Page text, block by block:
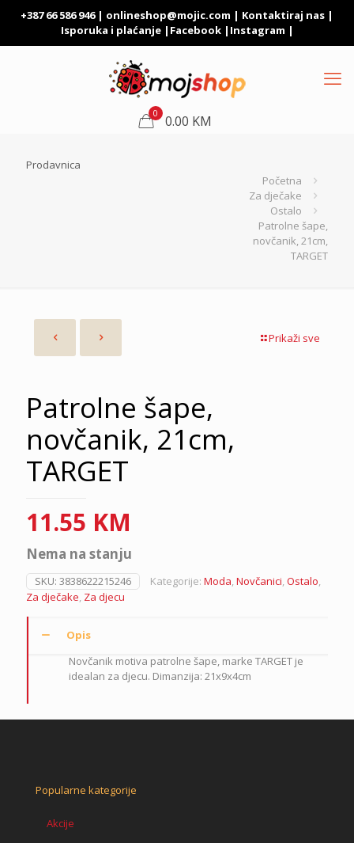
+387 66 586 946 | onlineshop@mojic.com | Kontaktiraj nas |
Isporuka i plaćanje| Facebook| Instagram |
0 0.00 KM
Prodavnica
Početna
Za dječake
Ostalo
Patrolne šape,
novčanik, 21cm,
TARGET
Prikaži sve
Patrolne šape,
novčanik, 21cm,
TARGET
11.55 KM
Nema na stanju
SKU: 3838622215246 Kategorije: Moda,Novčanici,Ostalo,
Za dječake, Za djecu
Opis
Novčanik motiva patrolne šape, marke TARGET je
idealan za djecu. Dimanzija: 21x9x4cm
Popularne kategorije
Akcije